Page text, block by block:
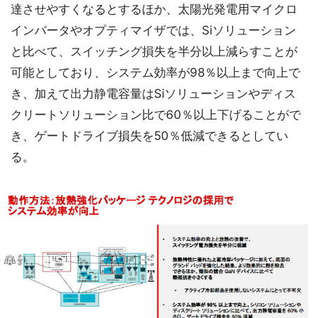
達させやすくなるとするほか、太陽光発電用マイクロ
インバータやオプティマイザでは、Siソリューション
と比べて、スイッチング損失を半分以上減らすことが
可能としており、システム効率が98％以上まで向上で
き、加えて出力静電容量はSiソリューションやディス
クリートソリューション比で60％以上下げることがで
き、ゲートドライブ損失を50％低減できるとしてい
る。